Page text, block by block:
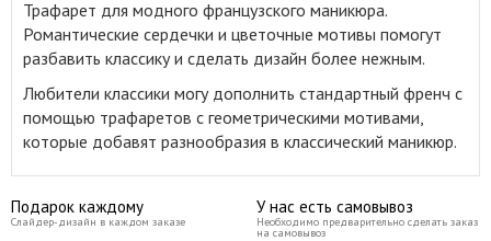
Трафарет для модного французского маникюра.
Романтические сердечки и цветочные мотивы помогут
разбавить классику и сделать дизайн более нежным.
Любители классики могу дополнить стандартный френч с
помощью трафаретов с геометрическими мотивами,
которые добавят разнообразия в классический маникюр.
Подарок каждому
Слайдер-дизайн в каждом заказе
У нас есть самовывоз
Необходимо предварительно сделать заказ
на самовывоз